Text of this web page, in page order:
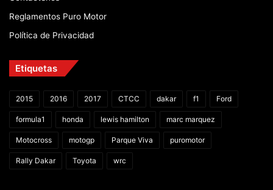
Reglamentos Puro Motor
Política de Privacidad
Etiquetas
2015 2016 2017 CTCC dakar f1 Ford
formula1 honda lewis hamilton marc marquez
Motocross motogp Parque Viva puromotor
Rally Dakar Toyota wrc